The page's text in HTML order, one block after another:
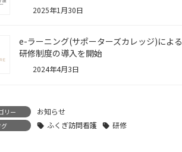
2025年1月30日
e-ラーニング(サポーターズカレッジ)による
研修制度の導入を開始
2024年4月3日
リー お知らせ
グ ふくぎ訪問看護 研修